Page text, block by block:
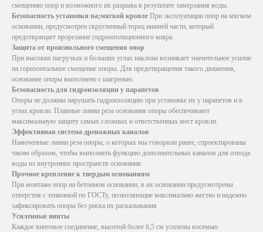
смещению опор и возможного их разрыва в результате замерзания воды.
Безопасность установки на;мягкой кровле При эксплуатации опор на мягком
основании, предусмотрен скругленный торец нижней части, который
предотвращает прорезание гидроизоляционного ковра.
Защита от произвольного смещения опор
При высоких нагрузках и больших углах наклона возникает значительное усилие
на горизонтальное смещение опоры. Для предотвращения такого движения,
основание опоры выполнено с шагренью.
Безопасность для гидроизоляции у парапетов
Опоры не должны нарушать гидроизоляцию при установке их у парапетов и в
углах кровли. Плавные линии реза основания опоры обеспечивают
максимальную защиту самых сложных и ответственных мест кровли.
Эффективная система дренажных каналов
Намеченные линии реза опоры, о которых мы говорили ранее, спроектированы
таким образом, чтобы выполнять функцию дополнительных каналов для отвода
воды из внутренних пространств основания.
Прочное крепление к твердым основаниям
При монтаже опор на бетонном основании, в их основании предусмотрены
отверстия с зенковкой по ГОСТу, позволяющие максимально жестко и надежно
зафиксировать опоры без риска их раскалывания
Усиленные винты
Каждое винтовое соединение, высотой более 6,5 см усилены восемью